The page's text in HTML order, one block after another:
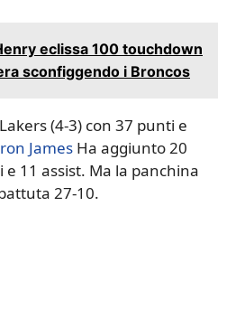
eclissa 100 touchdown
sconfiggendo i Broncos
(4-3) con 37 punti e
James Ha aggiunto 20
11 assist. Ma la panchina
27-10.